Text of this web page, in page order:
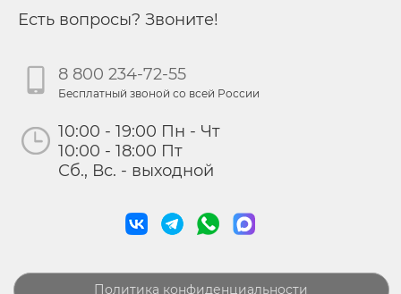
Есть вопросы? Звоните!
8 800 234-72-55
Бесплатный звоной со всей России
10:00 - 19:00 Пн - Чт
10:00 - 18:00 Пт
Сб., Вс. - выходной
Политика конфиденциальности